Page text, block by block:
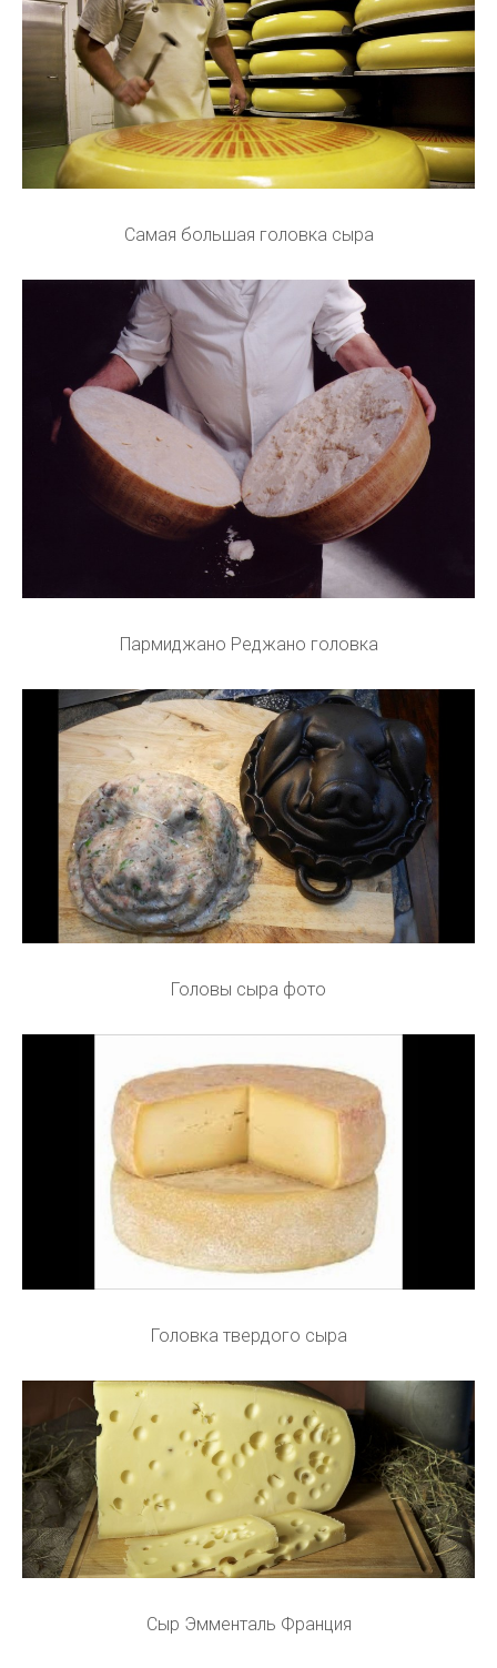
Самая большая головка сыра
Пармиджано Реджано головка
Головы сыра фото
Головка твердого сыра
Сыр Эмменталь Франция